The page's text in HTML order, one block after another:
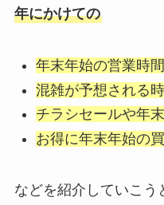
年にかけての
年末年始の営業時
混雑が予想される
チラシセールや年
お得に年末年始の
などを紹介していこう